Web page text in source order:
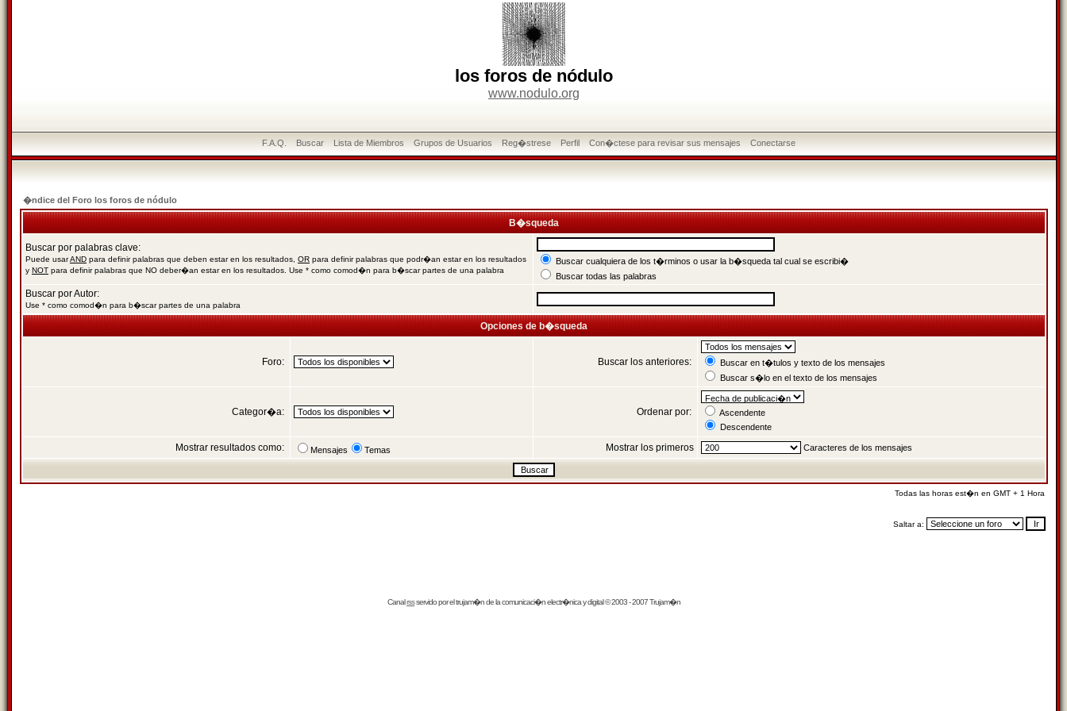
los foros de nódulo
www.nodulo.org
F.A.Q. Buscar Lista de Miembros Grupos de Usuarios Reg�strese Perfil Con�ctese para revisar sus mensajes Conectarse
�ndice del Foro los foros de nódulo
B�squeda
Buscar por palabras clave:
Puede usarAND para definir palabras que deben estar en los resultados, OR para definir palabras que podr�an estar en los resultados
y NOT para definir palabras que NO deber�an estar en los resultados. Use * como comod�n para b�scar partes de una palabra
Buscar cualquiera de los t�rminos o usar la b�squeda tal cual se escribi�
Buscar todas las palabras
Buscar por Autor:
Use * como comod�n para b�scar partes de una palabra
Opciones de b�squeda
Foro: Buscar los anteriores:
Buscar en t�tulos y texto de los mensajes
Buscar s�lo en el texto de los mensajes
Categor�a: Ordenar por:
Ascendente
Descendente
Mostrar resultados como: Mensajes Temas Mostrar los primeros Caracteres de los mensajes
Todas las horas est�n en GMT + 1 Hora
Saltar a:
Canalrssservido por eltrujam�nde la comunicaci�n electr�nica y digital © 2003 - 2007 Trujam�n